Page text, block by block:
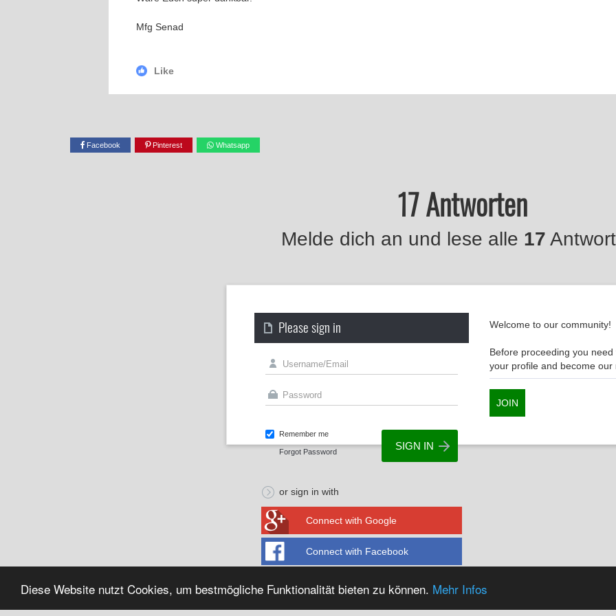
Diese Website nutzt Cookies, um bestmögliche Funktionalität bieten zu können. Mehr Infos
Mfg Senad
Like
Facebook Pinterest Whatsapp
17 Antworten
Melde dich an und lese alle 17
Please sign in
Remember me
Forgot Password
or sign in with
Connect with Google
Connect with Facebook
Welcome to our community!
Before proceeding you
your profile and become our
JOIN